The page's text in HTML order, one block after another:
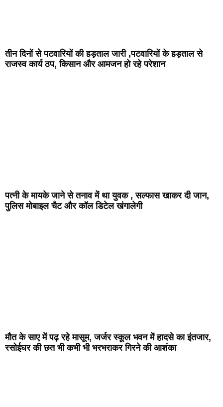
तीन दिनों से पटवारियों की हड़ताल जारी ,पटवारियों के हड़ताल से
राजस्व कार्य ठप, किसान और आमजन हो रहे परेशान
पत्नी के मायके जाने से तनाव में था युवक , सल्फास खाकर दी जान,
पुलिस मोबाइल चैट और कॉल डिटेल खंगालेगी
मौत के साए में पढ़ रहे मासूम, जर्जर स्कूल भवन में हादसे का इंतजार,
रसोईघर की छत भी कभी भी भरभराकर गिरने की आशंका